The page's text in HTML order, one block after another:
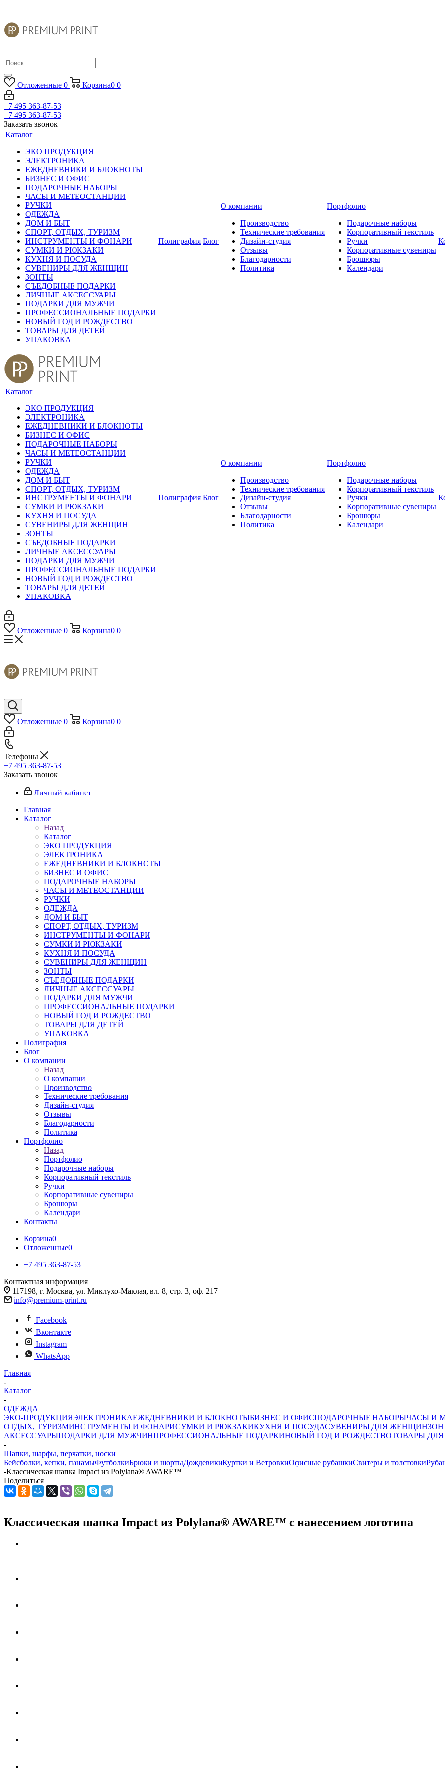
Отложенные 0 Корзина0 0
+7 495 363-87-53
+7 495 363-87-53
Заказать звонок
Каталог
ЭКО ПРОДУКЦИЯ
ЭЛЕКТРОНИКА
ЕЖЕДНЕВНИКИ И БЛОКНОТЫ
БИЗНЕС И ОФИС
ПОДАРОЧНЫЕ НАБОРЫ
ЧАСЫ И МЕТЕОСТАНЦИИ
РУЧКИ
ОДЕЖДА
ДОМ И БЫТ
СПОРТ, ОТДЫХ, ТУРИЗМ
ИНСТРУМЕНТЫ И ФОНАРИ
СУМКИ И РЮКЗАКИ
КУХНЯ И ПОСУДА
СУВЕНИРЫ ДЛЯ ЖЕНЩИН
ЗОНТЫ
СЪЕДОБНЫЕ ПОДАРКИ
ЛИЧНЫЕ АКСЕССУАРЫ
ПОДАРКИ ДЛЯ МУЖЧИ
ПРОФЕССИОНАЛЬНЫЕ ПОДАРКИ
НОВЫЙ ГОД И РОЖДЕСТВО
ТОВАРЫ ДЛЯ ДЕТЕЙ
УПАКОВКА
Полиграфия Блог
О компании
Производство
Технические требования
Дизайн-студия
Отзывы
Благодарности
Политика
Портфолио
Подарочные наборы
Корпоративный текстиль
Ручки
Корпоративные сувениры
Брошюры
Календари
Каталог
ЭКО ПРОДУКЦИЯ
ЭЛЕКТРОНИКА
ЕЖЕДНЕВНИКИ И БЛОКНОТЫ
БИЗНЕС И ОФИС
ПОДАРОЧНЫЕ НАБОРЫ
ЧАСЫ И МЕТЕОСТАНЦИИ
РУЧКИ
ОДЕЖДА
ДОМ И БЫТ
СПОРТ, ОТДЫХ, ТУРИЗМ
ИНСТРУМЕНТЫ И ФОНАРИ
СУМКИ И РЮКЗАКИ
КУХНЯ И ПОСУДА
СУВЕНИРЫ ДЛЯ ЖЕНЩИН
ЗОНТЫ
СЪЕДОБНЫЕ ПОДАРКИ
ЛИЧНЫЕ АКСЕССУАРЫ
ПОДАРКИ ДЛЯ МУЖЧИ
ПРОФЕССИОНАЛЬНЫЕ ПОДАРКИ
НОВЫЙ ГОД И РОЖДЕСТВО
ТОВАРЫ ДЛЯ ДЕТЕЙ
УПАКОВКА
Полиграфия Блог
О компании
Производство
Технические требования
Дизайн-студия
Отзывы
Благодарности
Политика
Портфолио
Подарочные наборы
Корпоративный текстиль
Ручки
Корпоративные сувениры
Брошюры
Календари
Отложенные 0 Корзина0 0
Отложенные 0 Корзина0 0
Телефоны
+7 495 363-87-53
Заказать звонок
Личный кабинет
Главная
Каталог
Назад
Каталог
ЭКО ПРОДУКЦИЯ
ЭЛЕКТРОНИКА
ЕЖЕДНЕВНИКИ И БЛОКНОТЫ
БИЗНЕС И ОФИС
ПОДАРОЧНЫЕ НАБОРЫ
ЧАСЫ И МЕТЕОСТАНЦИИ
РУЧКИ
ОДЕЖДА
ДОМ И БЫТ
СПОРТ, ОТДЫХ, ТУРИЗМ
ИНСТРУМЕНТЫ И ФОНАРИ
СУМКИ И РЮКЗАКИ
КУХНЯ И ПОСУДА
СУВЕНИРЫ ДЛЯ ЖЕНЩИН
ЗОНТЫ
СЪЕДОБНЫЕ ПОДАРКИ
ЛИЧНЫЕ АКСЕССУАРЫ
ПОДАРКИ ДЛЯ МУЖЧИ
ПРОФЕССИОНАЛЬНЫЕ ПОДАРКИ
НОВЫЙ ГОД И РОЖДЕСТВО
ТОВАРЫ ДЛЯ ДЕТЕЙ
УПАКОВКА
Полиграфия
Блог
О компании
Назад
О компании
Производство
Технические требования
Дизайн-студия
Отзывы
Благодарности
Политика
Портфолио
Назад
Портфолио
Подарочные наборы
Корпоративный текстиль
Ручки
Корпоративные сувениры
Брошюры
Календари
Контакты
Корзина0
Отложенные0
+7 495 363-87-53
Контактная информация
117198, г. Москва, ул. Миклухо-Маклая, вл. 8, стр. 3, оф. 217
info@premium-print.ru
Facebook
Вконтакте
Instagram
WhatsApp
Главная
-
Каталог
-
ОДЕЖДА
ЭКО-ПРОДУКЦИЯЭЛЕКТРОНИКАЕЖЕДНЕВНИКИ И БЛОКНОТЫБИЗНЕС И ОФИСПОДАРОЧНЫЕ НАБОРЫЧАСЫ И
ОТДЫХ, ТУРИЗМИНСТРУМЕНТЫ И ФОНАРИСУМКИ И РЮКЗАКИКУХНЯ И ПОСУДАСУВЕНИРЫ ДЛЯ ЖЕНЩИН
АКСЕССУАРЫПОДАРКИ ДЛЯ МУЖЧИНПРОФЕССИОНАЛЬНЫЕ ПОДАРКИНОВЫЙ ГОД И РОЖДЕСТВОТОВАРЫ ДЛЯ
-
Шапки, шарфы, перчатки, носки
Бейсболки, кепки, панамыФутболкиБрюки и шортыДождевикиКуртки и ВетровкиОфисные рубашкиСвитеры и толстовки
-Классическая шапка Impact из Polylana® AWARE™
Поделиться
Классическая шапка Impact из Polylana® AWARE™ с нанесением логотипа